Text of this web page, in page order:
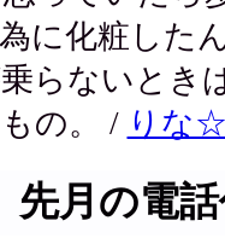
為に化粧し
らないとき
の。 / りな
月の電